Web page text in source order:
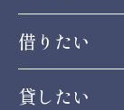
借りたい
貸したい